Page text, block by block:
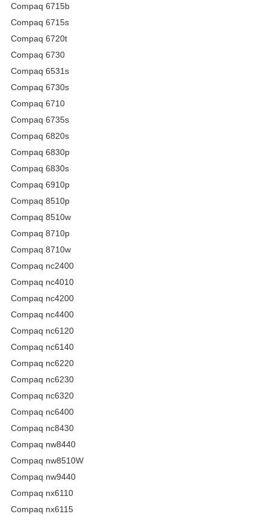
Compaq 6715b
Compaq 6715s
Compaq 6720t
Compaq 6730
Compaq 6531s
Compaq 6730s
Compaq 6710
Compaq 6735s
Compaq 6820s
Compaq 6830p
Compaq 6830s
Compaq 6910p
Compaq 8510p
Compaq 8510w
Compaq 8710p
Compaq 8710w
Compaq nc2400
Compaq nc4010
Compaq nc4200
Compaq nc4400
Compaq nc6120
Compaq nc6140
Compaq nc6220
Compaq nc6230
Compaq nc6320
Compaq nc6400
Compaq nc8430
Compaq nw8440
Compaq nw8510W
Compaq nw9440
Compaq nx6110
Compaq nx6115